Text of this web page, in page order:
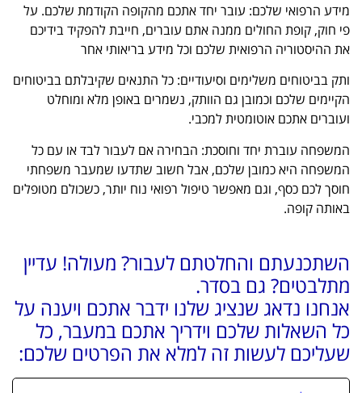
מידע הרפואי שלכם: עובר יחד אתכם מהקופה הקודמת שלכם. על
פי חוק, קופת החולים ממנה אתם עוברים, חייבת להפקיד בידיכם
את ההיסטוריה הרפואית שלכם וכל מידע בריאותי אחר
ותק בביטוחים משלימים וסיעודיים: כל התנאים שקיבלתם בביטוחים
הקיימים שלכם וכמובן גם הוותק, נשמרים באופן מלא ומוחלט
ועוברים אתכם אוטומטית למכבי.
המשפחה עוברת יחד וחוסכת: הבחירה אם לעבור לבד או עם כל
המשפחה היא כמובן שלכם, אבל חשוב שתדעו שמעבר משפחתי
חוסך לכם כסף, וגם מאפשר טיפול רפואי נוח יותר, כשכולם מטופלים
באותה קופה.
השתכנעתם והחלטתם לעבור? מעולה! עדיין
מתלבטים? גם בסדר.
אנחנו נדאג שנציג שלנו ידבר אתכם ויענה על
כל השאלות שלכם וידריך אתכם במעבר, כל
שעליכם לעשות זה למלא את הפרטים שלכם: